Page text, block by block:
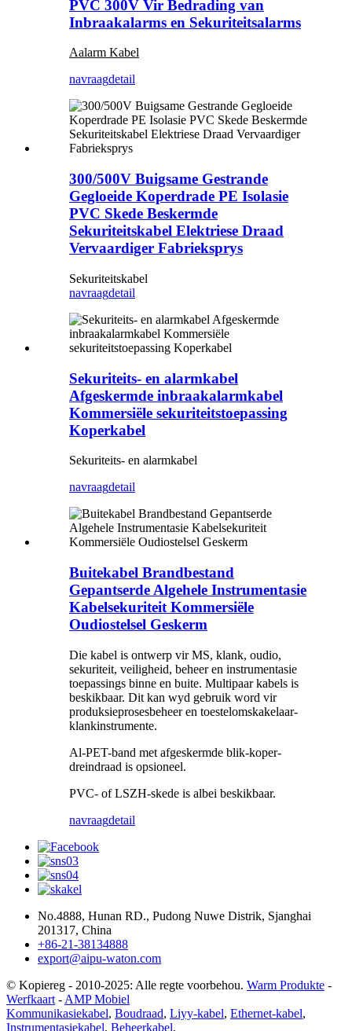
PVC 300V Vir Bedrading van
Inbraakalarms en Sekuriteitsalarms
Aalarm Kabel
navraagdetail
300/500V Buigsame Gestrande
Gegloeide Koperdrade PE Isolasie
PVC Skede Beskermde
Sekuriteitskabel Elektriese Draad
Vervaardiger Fabrieksprys
Sekuriteitskabel
navraagdetail
Sekuriteits- en alarmkabel
Afgeskermde inbraakalarmkabel
Kommersiële sekuriteitstoepassing
Koperkabel
Sekuriteits- en alarmkabel
navraagdetail
Buitekabel Brandbestand
Gepantserde Algehele Instrumentasie
Kabelsekuriteit Kommersiële
Oudiostelsel Geskerm
Die kabel is ontwerp vir MS, klank, oudio,
sekuriteit, veiligheid, beheer en instrumentasie
toepassings binne en buite. Multipaar kabels is
beskikbaar. Dit kan wyd gebruik word vir
produksieprosesbeheer en toestelomskakelaar-
klankinstrumente.
Al-PET-band met afgeskermde blik-koper-
dreindraad is opsioneel.
PVC- of LSZH-skede is albei beskikbaar.
navraagdetail
No.4888, Hunan RD., Pudong Nuwe Distrik, Sjanghai
201317, China
+86-21-38134888
export@aipu-waton.com
© Kopiereg - 2010-2025: Alle regte voorbehou. Warm Produkte -
Werfkaart - AMP Mobiel
Kommunikasiekabel, Boudraad, Liyy-kabel, Ethernet-kabel,
Instrumentasiekabel, Beheerkabel,